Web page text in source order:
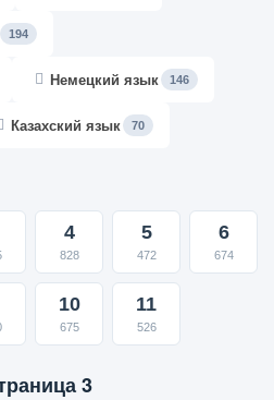
194
Немецкий язык 146
Казахский язык 70
4
828
5
472
6
674
10
675
11
526
3